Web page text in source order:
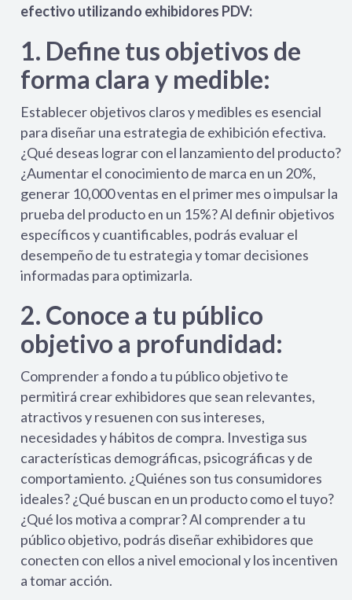
efectivo utilizando exhibidores PDV:
1. Define tus objetivos de
forma clara y medible:
Establecer objetivos claros y medibles es esencial
para diseñar una estrategia de exhibición efectiva.
¿Qué deseas lograr con el lanzamiento del producto?
¿Aumentar el conocimiento de marca en un 20%,
generar 10,000 ventas en el primer mes o impulsar la
prueba del producto en un 15%? Al definir objetivos
específicos y cuantificables, podrás evaluar el
desempeño de tu estrategia y tomar decisiones
informadas para optimizarla.
2. Conoce a tu público
objetivo a profundidad:
Comprender a fondo a tu público objetivo te
permitirá crear exhibidores que sean relevantes,
atractivos y resuenen con sus intereses,
necesidades y hábitos de compra. Investiga sus
características demográficas, psicográficas y de
comportamiento. ¿Quiénes son tus consumidores
ideales? ¿Qué buscan en un producto como el tuyo?
¿Qué los motiva a comprar? Al comprender a tu
público objetivo, podrás diseñar exhibidores que
conecten con ellos a nivel emocional y los incentiven
a tomar acción.